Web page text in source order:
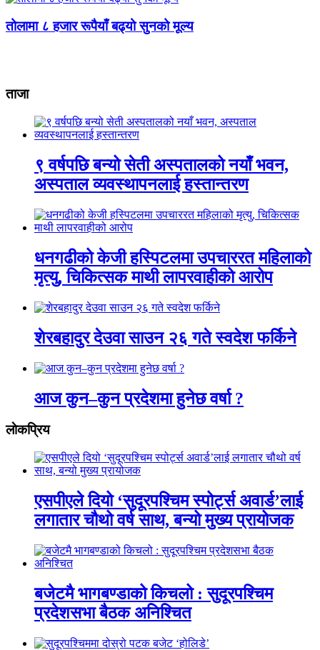
तोलामा ८ हजार रूपैयाँ बढ्यो सुनको मूल्य
ताजा
९ वर्षपछि बन्यो सेती अस्पतालको नयाँ भवन,
अस्पताल व्यवस्थापनलाई हस्तान्तरण
धनगढीको केजी हस्पिटलमा उपचाररत महिलाको
मृत्यु, चिकित्सक माथी लापरवाहीको आरोप
शेरबहादुर देउवा साउन २६ गते स्वदेश फर्किने
आज कुन–कुन प्रदेशमा हुनेछ वर्षा ?
लाेकप्रिय
एसपीएले दियो ‘सुदूरपश्चिम स्पोर्ट्स अवार्ड’लाई
लगातार चौथो वर्ष साथ, बन्यो मुख्य प्रायोजक
बजेटमै भागबण्डाको किचलो : सुदूरपश्चिम
प्रदेशसभा बैठक अनिश्चित